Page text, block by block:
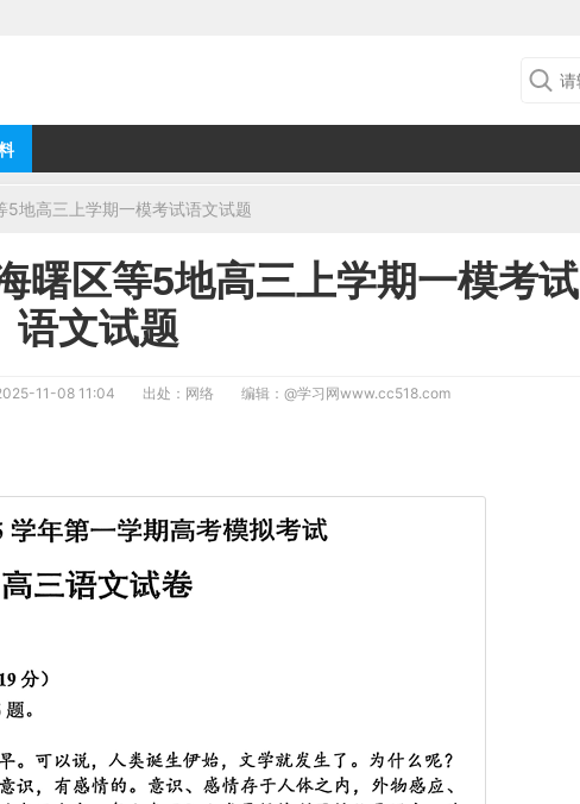
地高三上学期一模考试语文试题
曙区等5地高三上学期一模考试
语文试题
11-08 11:04 出处：网络 编辑： @学习网www.cc518.com